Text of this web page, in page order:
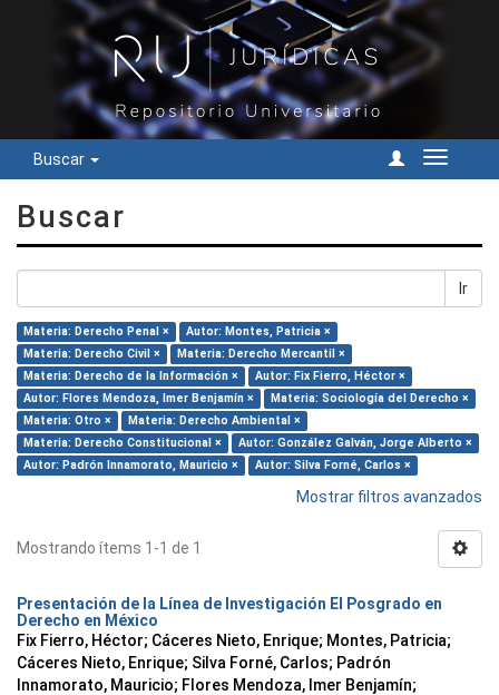
Buscar
Cambiar
Buscar
Ir
Materia: Derecho Penal ×
Autor: Montes, Patricia ×
Materia: Derecho Civil ×
Materia: Derecho Mercantil ×
Materia: Derecho de la Información ×
Autor: Fix Fierro, Héctor ×
Autor: Flores Mendoza, Imer Benjamín ×
Materia: Sociología del Derecho ×
Materia: Otro ×
Materia: Derecho Ambiental ×
Materia: Derecho Constitucional ×
Autor: González Galván, Jorge Alberto ×
Autor: Padrón Innamorato, Mauricio ×
Autor: Silva Forné, Carlos ×
Mostrar filtros avanzados
Mostrando ítems 1-1 de 1
Presentación de la Línea de Investigación El Posgrado en
Derecho en México
Fix Fierro, Héctor; Cáceres Nieto, Enrique; Montes, Patricia;
Cáceres Nieto, Enrique; Silva Forné, Carlos; Padrón
Innamorato, Mauricio; Flores Mendoza, Imer Benjamín;